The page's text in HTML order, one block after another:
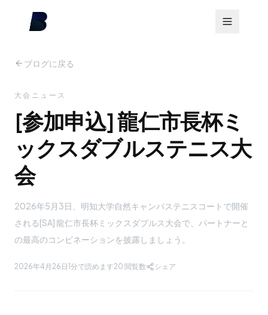
ブログに戻る
大会ニュース
[参加申込] 龍仁市長杯ミ
ックスダブルステニス大
会
2026年5月3日、明知大学自然キャンパステニスコートで開催
される[SA] 龍仁市長杯ミックスダブルス大会で、パートナーと
の最高のコンビネーションを披露しましょう。
2026年4月26日1分で読めます20 閲覧数 シェア